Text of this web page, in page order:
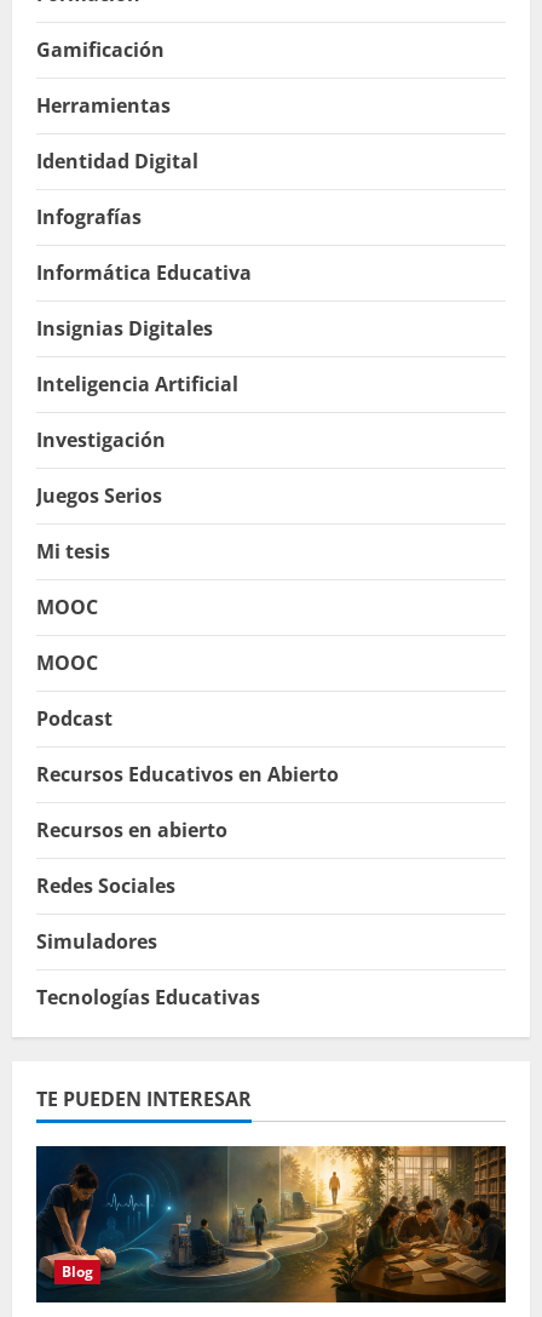
Gamificación
Herramientas
Identidad Digital
Infografías
Informática Educativa
Insignias Digitales
Inteligencia Artificial
Investigación
Juegos Serios
Mi tesis
MOOC
MOOC
Podcast
Recursos Educativos en Abierto
Recursos en abierto
Redes Sociales
Simuladores
Tecnologías Educativas
TE PUEDEN INTERESAR
Blog